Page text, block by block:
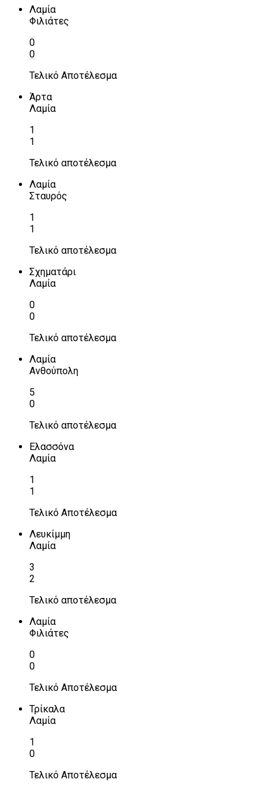
Λαμία
Φιλιάτες
0
0
Τελικό Αποτέλεσμα
Άρτα
Λαμία
1
1
Τελικό αποτέλεσμα
Λαμία
Σταυρός
1
1
Τελικό αποτέλεσμα
Σχηματάρι
Λαμία
0
0
Τελικό αποτέλεσμα
Λαμία
Ανθούπολη
5
0
Τελικό αποτέλεσμα
Ελασσόνα
Λαμία
1
1
Τελικό Αποτέλεσμα
Λευκίμμη
Λαμία
3
2
Τελικό αποτέλεσμα
Λαμία
Φιλιάτες
0
0
Τελικό Αποτέλεσμα
Τρίκαλα
Λαμία
1
0
Τελικό Αποτέλεσμα